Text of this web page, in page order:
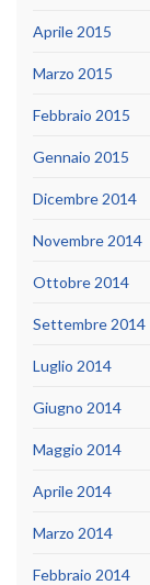
Aprile 2015
Marzo 2015
Febbraio 2015
Gennaio 2015
Dicembre 2014
Novembre 2014
Ottobre 2014
Settembre 2014
Luglio 2014
Giugno 2014
Maggio 2014
Aprile 2014
Marzo 2014
Febbraio 2014